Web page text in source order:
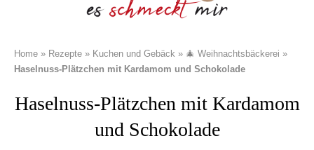
Home » Rezepte » Kuchen und Gebäck » 🎄 Weihnachtsbäckerei »
Haselnuss-Plätzchen mit Kardamom und Schokolade
Haselnuss-Plätzchen mit Kardamom
und Schokolade